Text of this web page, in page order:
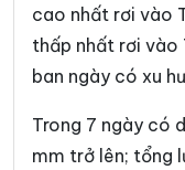
Xã Tà Tổng
Xã Than Uyên
cao nhất rơi vào
thấp nhất rơi vào
ban ngày có xu
Trong 7 ngày có
mm trở lên; tổng